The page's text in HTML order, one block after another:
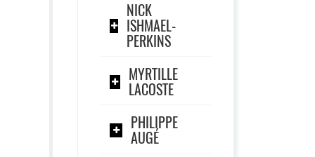
NICK
ISHMAEL-
PERKINS
MYRTILLE
LACOSTE
PHILIPPE
AUGÉ